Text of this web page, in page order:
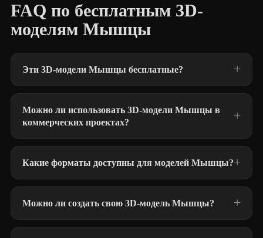
FAQ по бесплатным 3D-
моделям Мышцы
Эти 3D-модели Мышцы бесплатные?
Можно ли использовать 3D-модели Мышцы в
коммерческих проектах?
Какие форматы доступны для моделей Мышцы?
Можно ли создать свою 3D-модель Мышцы?